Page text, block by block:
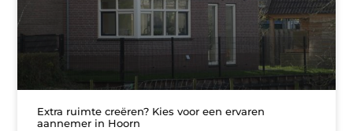
Extra ruimte creëren? Kies voor een ervaren
aannemer in Hoorn